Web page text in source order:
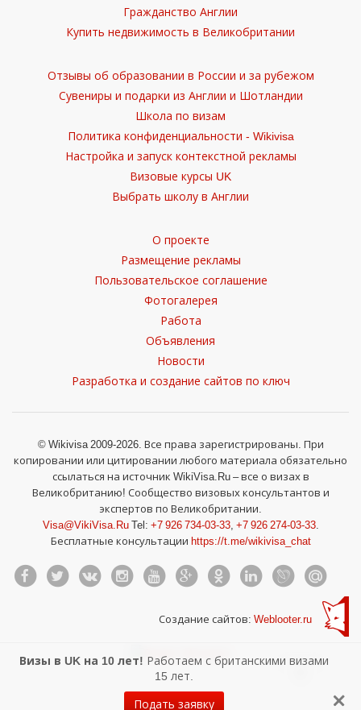
Гражданство Англии
Купить недвижимость в Великобритании
Отзывы об образовании в России и за рубежом
Сувениры и подарки из Англии и Шотландии
Школа по визам
Политика конфиденциальности - Wikivisa
Настройка и запуск контекстной рекламы
Визовые курсы UK
Выбрать школу в Англии
О проекте
Размещение рекламы
Пользовательское соглашение
Фотогалерея
Работа
Объявления
Новости
Разработка и создание сайтов по ключ
© Wikivisa 2009-2026. Все права зарегистрированы. При
копировании или цитировании любого материала обязательно
ссылаться на источник WikiVisa.Ru – все о визах в
Великобританию! Сообщество визовых консультантов и
экспертов по Великобритании.
Visa@VikiVisa.RuTel: +7 926 734-03-33, +7 926 274-03-33.
Бесплатные консультации https://t.me/wikivisa_chat
Создание сайтов: Weblooter.ru
Визы в UK на 10 лет! Работаем с британскими визами
15 лет.
Подать заявку